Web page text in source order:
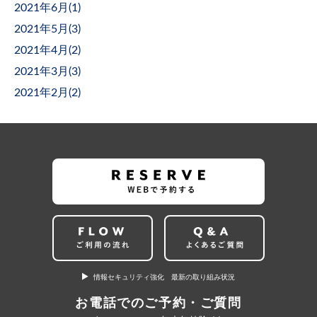
2021年6月(1)
2021年5月(3)
2021年4月(2)
2021年3月(3)
2021年2月(2)
情報セキュリティ強化 最新の取り組み状況
お電話でのご予約・ご質問